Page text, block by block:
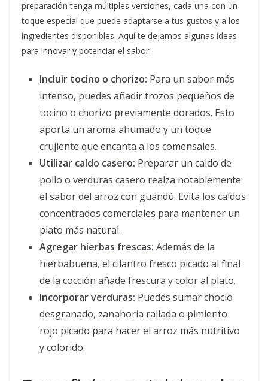
preparación tenga múltiples versiones, cada una con un
toque especial que puede adaptarse a tus gustos y a los
ingredientes disponibles. Aquí te dejamos algunas ideas
para innovar y potenciar el sabor:
Incluir tocino o chorizo: Para un sabor más
intenso, puedes añadir trozos pequeños de
tocino o chorizo previamente dorados. Esto
aporta un aroma ahumado y un toque
crujiente que encanta a los comensales.
Utilizar caldo casero: Preparar un caldo de
pollo o verduras casero realza notablemente
el sabor del arroz con guandú. Evita los caldos
concentrados comerciales para mantener un
plato más natural.
Agregar hierbas frescas: Además de la
hierbabuena, el cilantro fresco picado al final
de la cocción añade frescura y color al plato.
Incorporar verduras: Puedes sumar choclo
desgranado, zanahoria rallada o pimiento
rojo picado para hacer el arroz más nutritivo
y colorido.